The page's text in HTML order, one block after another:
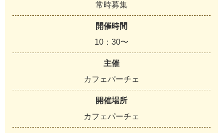
常時募集
開催時間
10：30〜
主催
カフェパーチェ
開催場所
カフェパーチェ